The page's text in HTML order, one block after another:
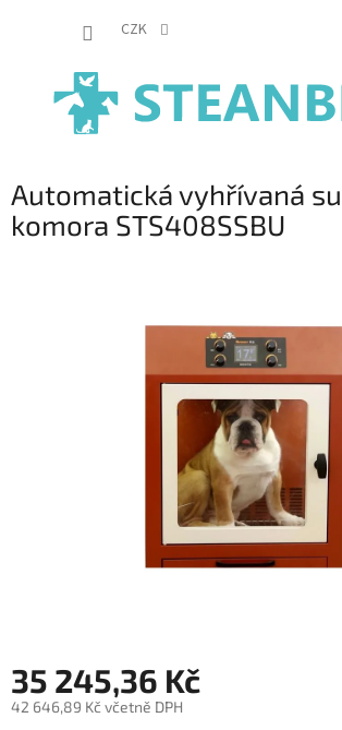
CZK
Automatická vyhřívaná
komora STS408SSBU
35 245,36 Kč
42 646,89 Kč včetně DPH